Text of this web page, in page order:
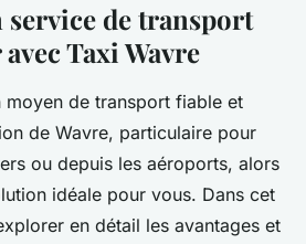
découvrez un
efficace et
de lecture
service de transport
Taxi Wavre
moyen de transport fiable et
de Wavre, particulaire pour
ou depuis les aéroports, alors
idéale pour vous. Dans cet
en détail les avantages et